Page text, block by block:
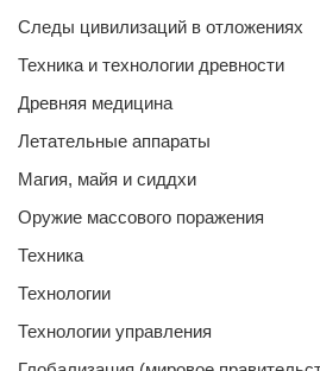
Следы цивилизаций в отложениях
Техника и технологии древности
Древняя медицина
Летательные аппараты
Магия, майя и сиддхи
Оружие массового поражения
Техника
Технологии
Технологии управления